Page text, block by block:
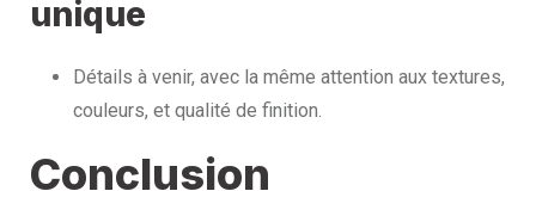
unique
Détails à venir, avec la même attention aux textures,
couleurs, et qualité de finition.
Conclusion